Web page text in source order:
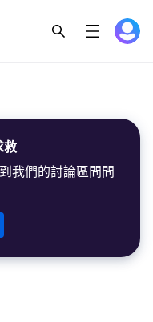
救
我們的討論區問問